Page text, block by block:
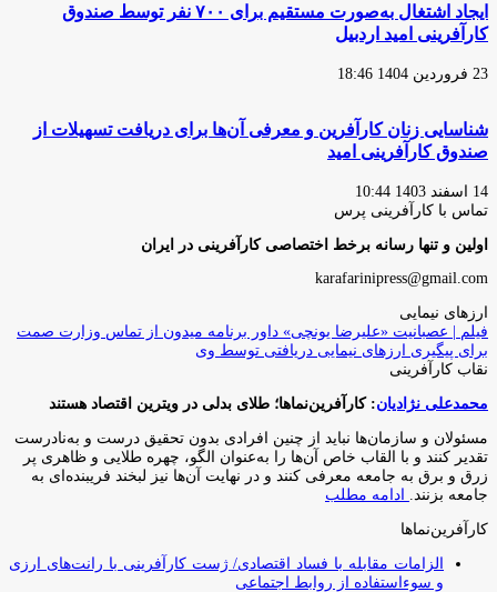
ایجاد اشتغال به‌صورت مستقیم برای ۷۰۰ نفر توسط صندوق
کارآفرینی امید اردبیل
23 فروردین 1404 18:46
شناسایی زنان کارآفرین و معرفی آن‌ها برای دریافت تسهیلات از
صندوق کارآفرینی امید
14 اسفند 1403 10:44
تماس با کارآفرینی پرس
اولین و تنها رسانه برخط اختصاصی کارآفرینی در ایران
karafarinipress@gmail.com
ارزهای نیمایی
فیلم | عصبانیت «علیرضا یونچی» داور برنامه میدون از تماس وزارت صمت
برای پیگیری ارزهای نیمایی دریافتی توسط وی
نقاب کارآفرینی
محمدعلی نژادیان: کارآفرین‌نماها؛ طلای بدلی در ویترین اقتصاد هستند
مسئولان و سازمان‌ها نباید از چنین افرادی بدون تحقیق درست و به‌نادرست
تقدیر کنند و با القاب خاص آ‌ن‌ها را به‌عنوان الگو، چهره طلایی و ظاهری پر
زرق و برق به جامعه معرفی کنند و در نهایت آن‌ها نیز لبخند فریبنده‌ای به
جامعه بزنند.
ادامه مطلب
کارآفرین‌نماها
الزامات مقابله با فساد اقتصادی/ ژست کارآفرینی با رانت‌های ارزی
و سوءاستفاده از روابط اجتماعی